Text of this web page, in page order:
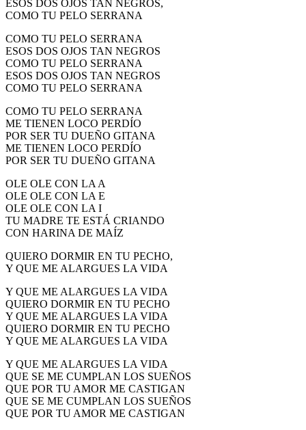
ESOS DOS OJOS TAN NEGROS,
COMO TU PELO SERRANA
COMO TU PELO SERRANA
ESOS DOS OJOS TAN NEGROS
COMO TU PELO SERRANA
ESOS DOS OJOS TAN NEGROS
COMO TU PELO SERRANA
COMO TU PELO SERRANA
ME TIENEN LOCO PERDÍO
POR SER TU DUEÑO GITANA
ME TIENEN LOCO PERDÍO
POR SER TU DUEÑO GITANA
OLE OLE CON LA A
OLE OLE CON LA E
OLE OLE CON LA I
TU MADRE TE ESTÁ CRIANDO
CON HARINA DE MAÍZ
QUIERO DORMIR EN TU PECHO,
Y QUE ME ALARGUES LA VIDA
Y QUE ME ALARGUES LA VIDA
QUIERO DORMIR EN TU PECHO
Y QUE ME ALARGUES LA VIDA
QUIERO DORMIR EN TU PECHO
Y QUE ME ALARGUES LA VIDA
Y QUE ME ALARGUES LA VIDA
QUE SE ME CUMPLAN LOS SUEÑOS
QUE POR TU AMOR ME CASTIGAN
QUE SE ME CUMPLAN LOS SUEÑOS
QUE POR TU AMOR ME CASTIGAN